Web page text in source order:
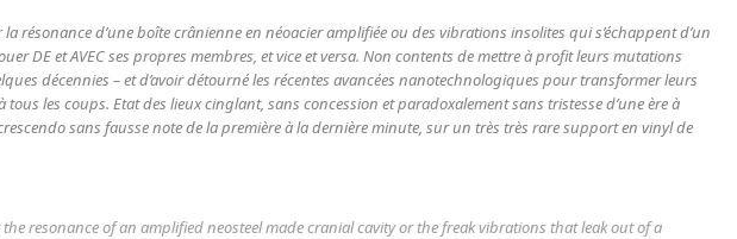
résonance d’une boîte crânienne en néoacier amplifiée ou des vibrations insolites qui s’échappent d’un
DE et AVEC ses propres membres, et vice et versa. Non contents de mettre à profit leurs mutations
décennies – et d’avoir détourné les récentes avancées nanotechnologiques pour transformer leurs
les coups. Etat des lieux cinglant, sans concession et paradoxalement sans tristesse d’une ère à
sans fausse note de la première à la dernière minute, sur un très très rare support en vinyl de
resonance of an amplified neosteel made cranial cavity or the freak vibrations that leak out of a